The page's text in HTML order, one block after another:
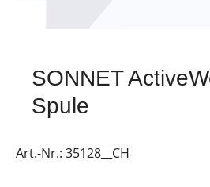
SONNET
Spule
Art.-Nr.: 35128__CH